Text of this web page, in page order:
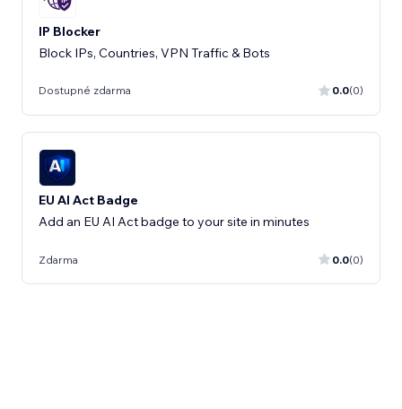
IP Blocker
Block IPs, Countries, VPN Traffic & Bots
Dostupné zdarma 0.0(0)
EU AI Act Badge
Add an EU AI Act badge to your site in minutes
Zdarma 0.0(0)